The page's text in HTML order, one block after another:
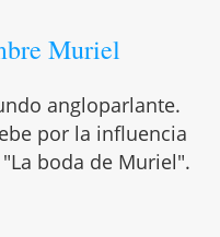
Muriel
angloparlante.
por la influencia
boda de Muriel".